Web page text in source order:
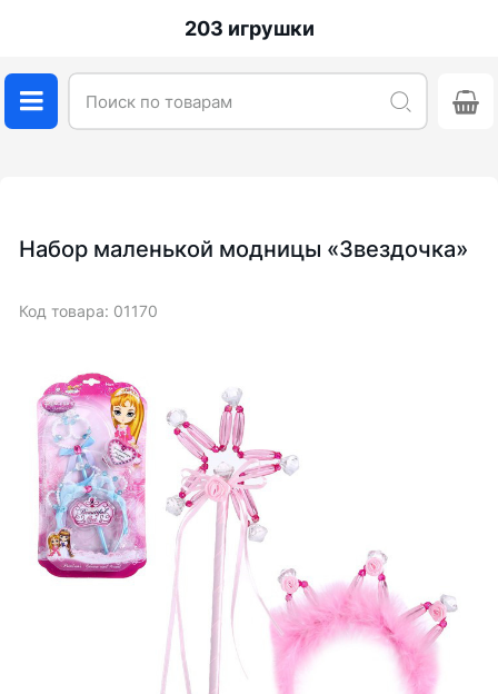
203 игрушки
Набор маленькой модницы «Звездочка»
Код товара: 01170